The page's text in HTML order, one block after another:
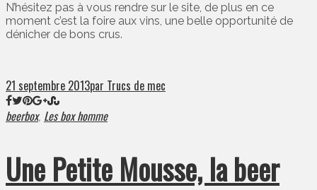
N’hésitez pas à vous rendre sur le site, de plus en ce
moment c’est la foire aux vins, une belle opportunité de
dénicher de bons crus.
21 septembre 2013par Trucs de mec
beerbox, Les box homme
Une Petite Mousse, la beer